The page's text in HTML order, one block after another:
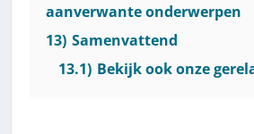
aanverwante onderwerpen
13) Samenvattend
13.1) Bekijk ook onze